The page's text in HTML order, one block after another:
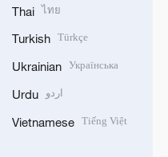
Thai ไทย
Turkish Türkçe
Ukrainian Українська
Urdu اردو
Vietnamese Tiếng Việt